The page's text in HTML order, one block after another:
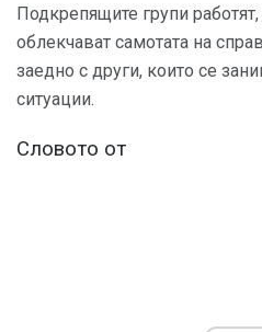
Подкрепящите групи
облекчават самотата на
заедно с други, които се
ситуации.
Словото от